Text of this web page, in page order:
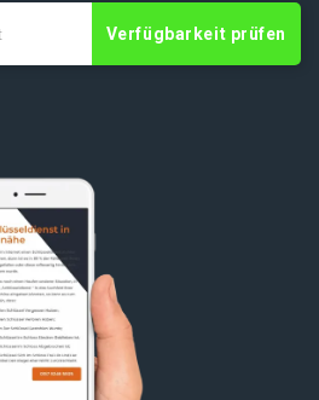
Verfügbarkeit prüfen